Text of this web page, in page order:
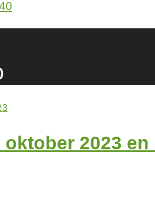
oktober 2023